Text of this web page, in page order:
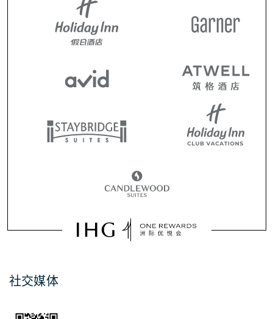
社交媒体